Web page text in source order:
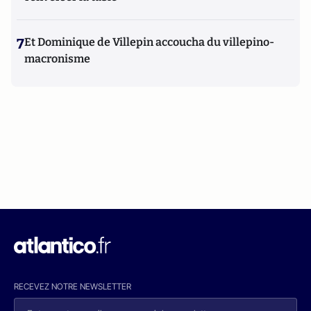
7Et Dominique de Villepin accoucha du villepino-
macronisme
RECEVEZ NOTRE NEWSLETTER